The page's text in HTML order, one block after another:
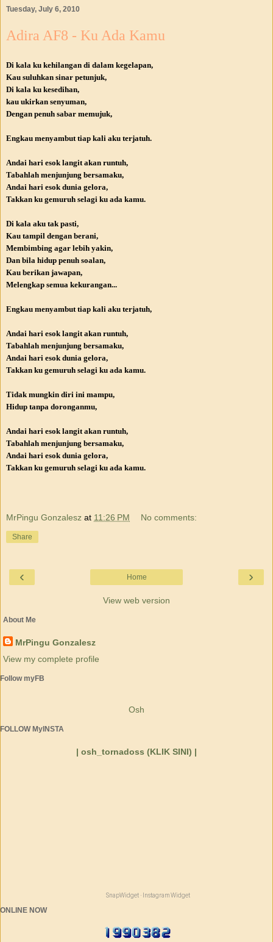
Tuesday, July 6, 2010
Adira AF8 - Ku Ada Kamu
Di kala ku kehilangan di dalam kegelapan,
Kau suluhkan sinar petunjuk,
Di kala ku kesedihan,
kau ukirkan senyuman,
Dengan penuh sabar memujuk,
Engkau menyambut tiap kali aku terjatuh.
Andai hari esok langit akan runtuh,
Tabahlah menjunjung bersamaku,
Andai hari esok dunia gelora,
Takkan ku gemuruh selagi ku ada kamu.
Di kala aku tak pasti,
Kau tampil dengan berani,
Membimbing agar lebih yakin,
Dan bila hidup penuh soalan,
Kau berikan jawapan,
Melengkap semua kekurangan...
Engkau menyambut tiap kali aku terjatuh,
Andai hari esok langit akan runtuh,
Tabahlah menjunjung bersamaku,
Andai hari esok dunia gelora,
Takkan ku gemuruh selagi ku ada kamu.
Tidak mungkin diri ini mampu,
Hidup tanpa doronganmu,
Andai hari esok langit akan runtuh,
Tabahlah menjunjung bersamaku,
Andai hari esok dunia gelora,
Takkan ku gemuruh selagi ku ada kamu.
MrPingu Gonzalesz at 11:26 PM No comments:
Share
‹ ›
Home
View web version
About Me
MrPingu Gonzalesz
View my complete profile
Follow myFB
Osh
FOLLOW MyINSTA
| osh_tornadoss (KLIK SINI) |
SnapWidget · Instagram Widget
ONLINE NOW